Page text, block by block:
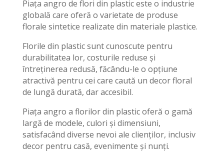
Piața angro de flori din plastic este o industrie
globală care oferă o varietate de produse
florale sintetice realizate din materiale plastice.
Florile din plastic sunt cunoscute pentru
durabilitatea lor, costurile reduse și
întreținerea redusă, făcându-le o opțiune
atractivă pentru cei care caută un decor floral
de lungă durată, dar accesibil.
Piața angro a florilor din plastic oferă o gamă
largă de modele, culori și dimensiuni,
satisfacând diverse nevoi ale clienților, inclusiv
decor pentru casă, evenimente și nunți.